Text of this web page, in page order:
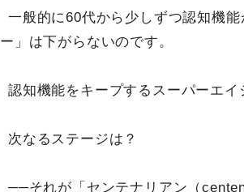
一般的に60代から少しずつ認知機
ー」は下がらないのです。
認知機能をキープするスーパーエイ
次なるステージは？
──それが「センテナリアン（